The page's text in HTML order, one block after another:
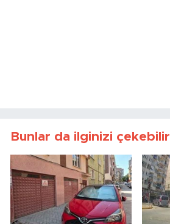
Bunlar da ilginizi çekebilir